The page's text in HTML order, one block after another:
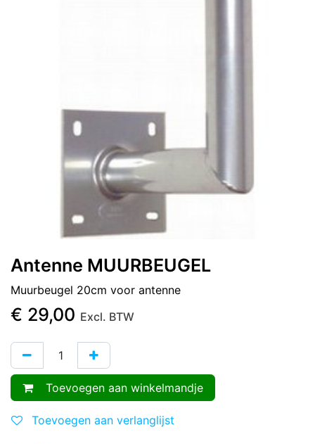
Antenne MUURBEUGEL
Muurbeugel 20cm voor antenne
€ 29,00 Excl. BTW
Toevoegen aan winkelmandje
Toevoegen aan verlanglijst